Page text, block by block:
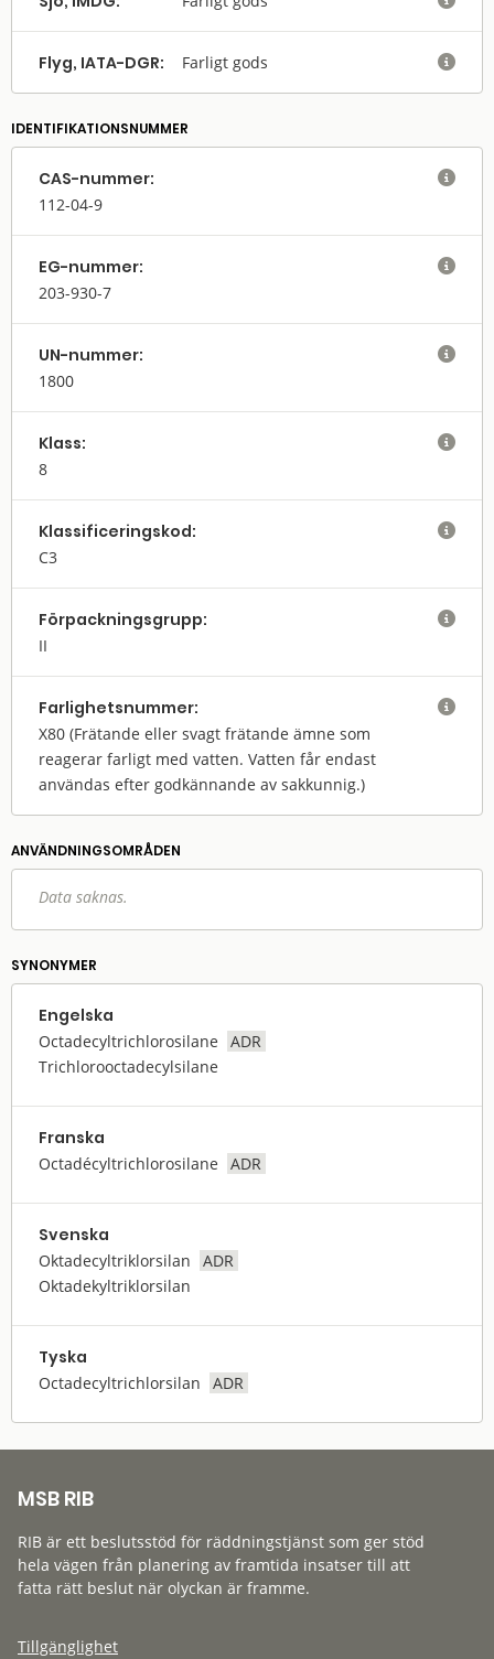
Flyg, IATA-DGR: Farligt gods 
IDENTIFIKATIONSNUMMER
CAS-nummer:
112-04-9

EG-nummer:
203-930-7

UN-nummer:
1800

Klass:
8

Klassifi­cerings­kod:
C3

Förpack­nings­grupp:
II

Farlighets­nummer:
X80 (Frätande eller svagt frätande ämne som
reagerar farligt med vatten. Vatten får endast
användas efter godkännande av sakkunnig.)

ANVÄNDNINGS­OMRÅDEN
Data saknas.
SYNONYMER
Engelska
Octadecyltrichlorosilane
ADR
Trichlorooctadecylsilane
Franska
Octadécyltrichlorosilane ADR
Svenska
Oktadecyltriklorsilan
ADR
Oktadekyltriklorsilan
Tyska
Octadecyltrichlorsilan ADR
MSB RIB
RIB är ett beslutsstöd för räddningstjänst som ger stöd
hela vägen från planering av framtida insatser till att
fatta rätt beslut när olyckan är framme.
Tillgänglighet